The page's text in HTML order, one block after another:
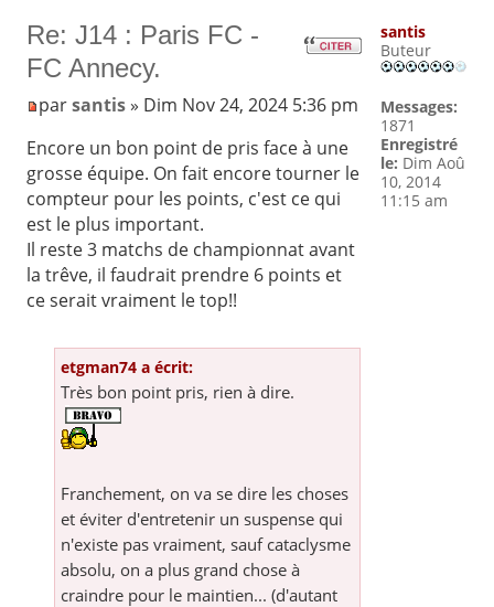
Re: J14 : Paris FC -
FC Annecy.
parsantis» Dim Nov 24, 2024 5:36 pm
Encore un bon point de pris face à une
grosse équipe. On fait encore tourner le
compteur pour les points, c'est ce qui
est le plus important.
Il reste 3 matchs de championnat avant
la trêve, il faudrait prendre 6 points et
ce serait vraiment le top!!
etgman74 a écrit:
Très bon point pris, rien à dire.
Franchement, on va se dire les choses
et éviter d'entretenir un suspense qui
n'existe pas vraiment, sauf cataclysme
absolu, on a plus grand chose à
craindre pour le maintien... (d'autant
santis
Buteur
Messages:
1871
Enregistré
le: Dim Aoû
10, 2014
11:15 am